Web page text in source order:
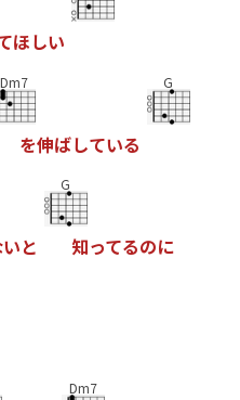
ほしい
Dm7
を伸ばしている
G
いと
G
知ってるのに
Dm7